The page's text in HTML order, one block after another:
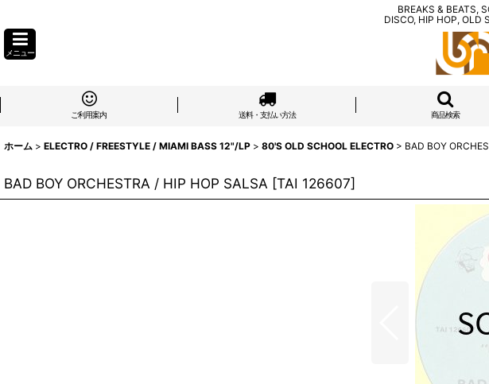
BREAKS & BEATS,
DISCO, HIP HOP, OLD
メニュー
ご利用案内 送料・支払い方法 商品検索
ホーム > ELECTRO / FREESTYLE / MIAMI BASS 12"/LP > 80'S OLD SCHOOL ELECTRO > BAD BOY
BAD BOY ORCHESTRA / HIP HOP SALSA [TAI 126607]